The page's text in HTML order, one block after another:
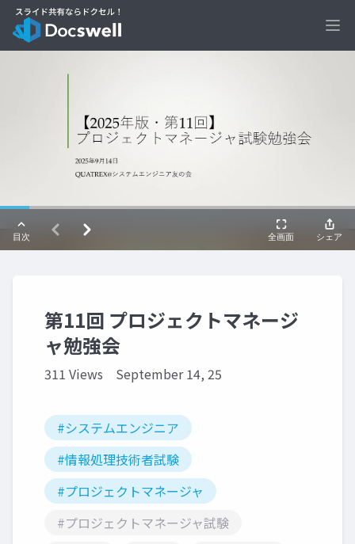
第11回 プロジェクトマネージ
ャ勉強会
311 Views September 14, 25
#システムエンジニア
#情報処理技術者試験
#プロジェクトマネージャ
#プロジェクトマネージャ試験